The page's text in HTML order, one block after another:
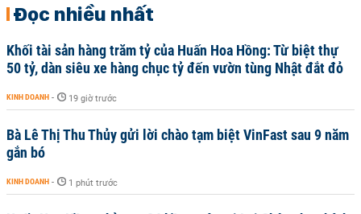
Đọc nhiều nhất
Khối tài sản hàng trăm tỷ của Huấn Hoa Hồng: Từ biệt thự
50 tỷ, dàn siêu xe hàng chục tỷ đến vườn tùng Nhật đắt đỏ
KINH DOANH - 19 giờ trước
Bà Lê Thị Thu Thủy gửi lời chào tạm biệt VinFast sau 9 năm
gắn bó
KINH DOANH - 1 phút trước